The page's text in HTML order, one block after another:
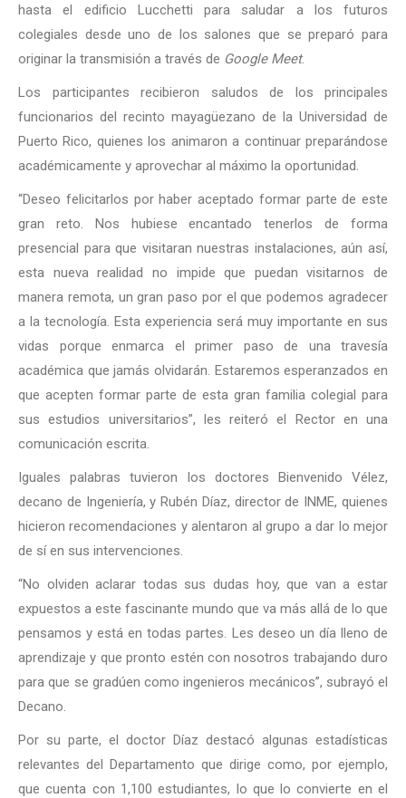
hasta el edificio Lucchetti para saludar a los futuros
colegiales desde uno de los salones que se preparó para
originar la transmisión a través de Google Meet.
Los participantes recibieron saludos de los principales
funcionarios del recinto mayagüezano de la Universidad de
Puerto Rico, quienes los animaron a continuar preparándose
académicamente y aprovechar al máximo la oportunidad.
“Deseo felicitarlos por haber aceptado formar parte de este
gran reto. Nos hubiese encantado tenerlos de forma
presencial para que visitaran nuestras instalaciones, aún así,
esta nueva realidad no impide que puedan visitarnos de
manera remota, un gran paso por el que podemos agradecer
a la tecnología. Esta experiencia será muy importante en sus
vidas porque enmarca el primer paso de una travesía
académica que jamás olvidarán. Estaremos esperanzados en
que acepten formar parte de esta gran familia colegial para
sus estudios universitarios”, les reiteró el Rector en una
comunicación escrita.
Iguales palabras tuvieron los doctores Bienvenido Vélez,
decano de Ingeniería, y Rubén Díaz, director de INME, quienes
hicieron recomendaciones y alentaron al grupo a dar lo mejor
de sí en sus intervenciones.
“No olviden aclarar todas sus dudas hoy, que van a estar
expuestos a este fascinante mundo que va más allá de lo que
pensamos y está en todas partes. Les deseo un día lleno de
aprendizaje y que pronto estén con nosotros trabajando duro
para que se gradúen como ingenieros mecánicos”, subrayó el
Decano.
Por su parte, el doctor Díaz destacó algunas estadísticas
relevantes del Departamento que dirige como, por ejemplo,
que cuenta con 1,100 estudiantes, lo que lo convierte en el